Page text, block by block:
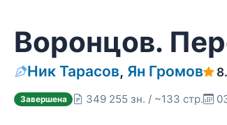
Воронцов.
Ник Тарасов, Ян Громов
Завершена 349 255 зн. / ~133 стр.